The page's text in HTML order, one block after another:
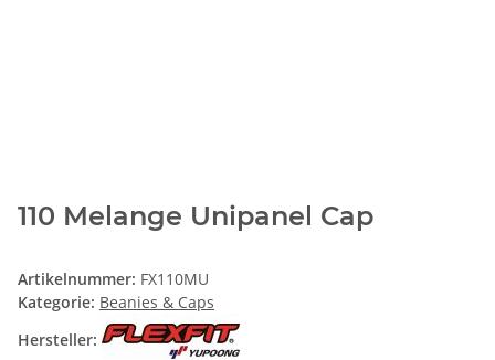
110 Melange Unipanel Cap
Artikelnummer: FX110MU
Kategorie: Beanies & Caps
Hersteller: